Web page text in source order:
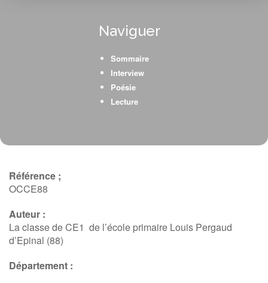
Naviguer
Sommaire
Interview
Poésie
Lecture
Référence ;
OCCE88
Auteur :
La classe de CE1 de l’école primaire Louis Pergaud
d’Epinal (88)
Département :